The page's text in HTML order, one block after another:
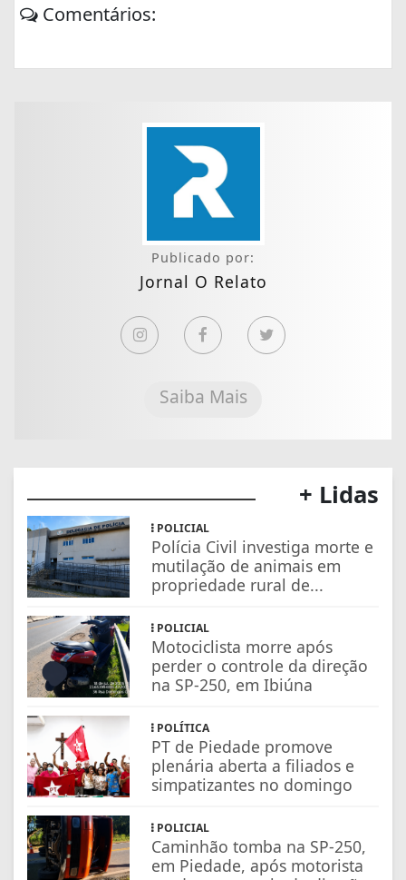
Comentários:
Publicado por:
Jornal O Relato
Saiba Mais
+ Lidas
POLICIAL
Polícia Civil investiga morte e
mutilação de animais em
propriedade rural de...
POLICIAL
Motociclista morre após
perder o controle da direção
na SP-250, em Ibiúna
POLÍTICA
PT de Piedade promove
plenária aberta a filiados e
simpatizantes no domingo
POLICIAL
Caminhão tomba na SP-250,
em Piedade, após motorista